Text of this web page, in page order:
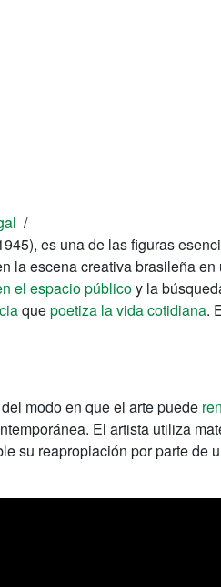
/
es una de las figuras
la escena creativa brasileña
el espacio públicoy la
quepoetiza la vida cotidiana.
modo en que el arte puede
El artista utiliza
su reapropiación por parte de